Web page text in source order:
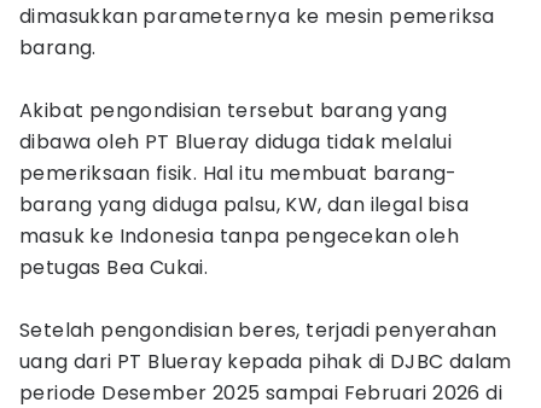
dimasukkan parameternya ke mesin pemeriksa
barang.
Akibat pengondisian tersebut barang yang
dibawa oleh PT Blueray diduga tidak melalui
pemeriksaan fisik. Hal itu membuat barang-
barang yang diduga palsu, KW, dan ilegal bisa
masuk ke Indonesia tanpa pengecekan oleh
petugas Bea Cukai.
Setelah pengondisian beres, terjadi penyerahan
uang dari PT Blueray kepada pihak di DJBC dalam
periode Desember 2025 sampai Februari 2026 di